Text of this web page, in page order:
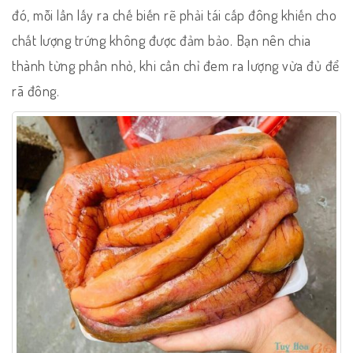
đó, mỗi lần lấy ra chế biến rẽ phải tái cấp đông khiến cho
chất lượng trứng không được đảm bảo. Bạn nên chia
thành từng phần nhỏ, khi cần chỉ đem ra lượng vừa đủ để
rã đông.